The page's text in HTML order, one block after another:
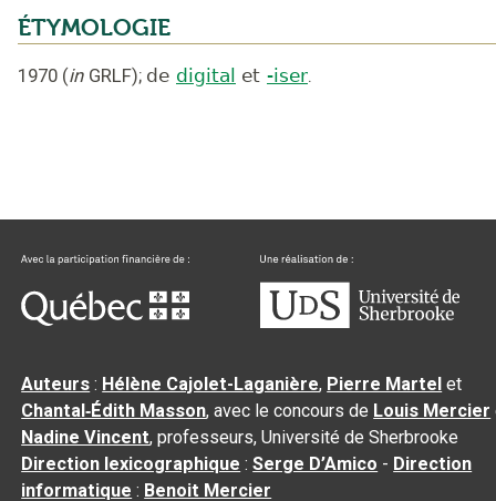
ÉTYMOLOGIE
1970 (in GRLF); de digital et -iser.
Auteurs : Hélène Cajolet-Laganière, Pierre Martel et
Chantal‑Édith Masson, avec le concours de Louis Mercier
Nadine Vincent, professeurs, Université de Sherbrooke
Direction lexicographique :Serge D’Amico - Direction
informatique : Benoit Mercier